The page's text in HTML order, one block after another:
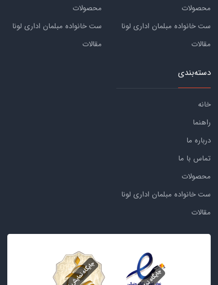
محصولات
ست خانواده مبلمان اداری لونا
مقالات
محصولات
ست خانواده مبلمان اداری لونا
مقالات
دسته‌بندی
خانه
راهنما
درباره ما
تماس با ما
محصولات
ست خانواده مبلمان اداری لونا
مقالات